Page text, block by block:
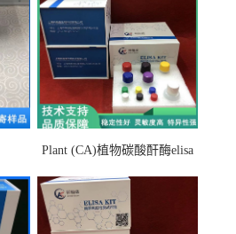
Plant (CA)植物碳酸酐酶elisa